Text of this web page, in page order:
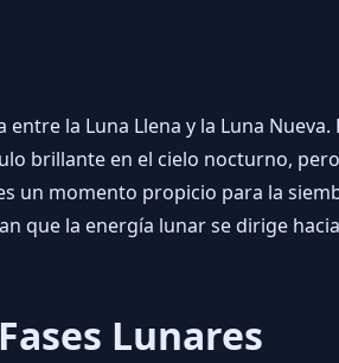
la Luna Llena y la Luna
brillante en el cielo nocturno,
un momento propicio para la
que la energía lunar se dirige
Lunares